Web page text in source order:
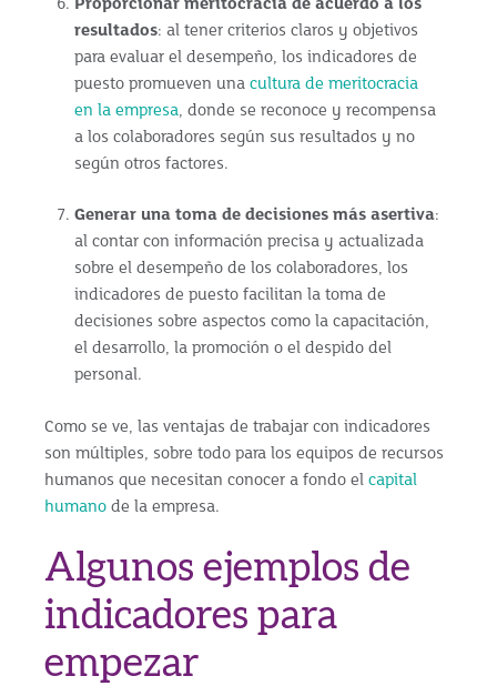
Proporcionar meritocracia de acuerdo a los
resultados: al tener criterios claros y objetivos
para evaluar el desempeño, los indicadores de
puesto promueven unacultura de meritocracia
en la empresa, donde se reconoce y recompensa
a los colaboradores según sus resultados y no
según otros factores.
Generar una toma de decisiones más asertiva:
al contar con información precisa y actualizada
sobre el desempeño de los colaboradores, los
indicadores de puesto facilitan la toma de
decisiones sobre aspectos como la capacitación,
el desarrollo, la promoción o el despido del
personal.
Como se ve, las ventajas de trabajar con indicadores
son múltiples, sobre todo para los equipos de recursos
humanos que necesitan conocer a fondo el capital
humano de la empresa.
Algunos ejemplos de
indicadores para
empezar